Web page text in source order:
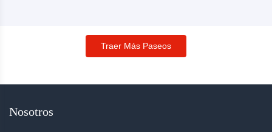
Traer Más Paseos
Nosotros